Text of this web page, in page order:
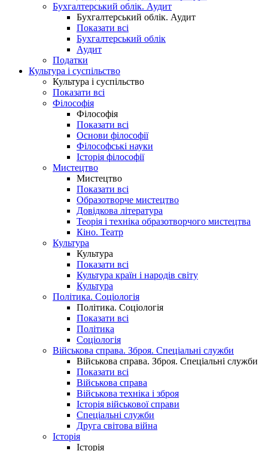
Бухгалтерський облік. Аудит
Бухгалтерський облік. Аудит
Показати всі
Бухгалтерський облік
Аудит
Податки
Культура і суспільство
Культура і суспільство
Показати всі
Філософія
Філософія
Показати всі
Основи філософії
Філософські науки
Історія філософії
Мистецтво
Мистецтво
Показати всі
Образотворче мистецтво
Довідкова література
Теорія і техніка образотворчого мистецтва
Кіно. Театр
Культура
Культура
Показати всі
Культура країн і народів світу
Культура
Політика. Соціологія
Політика. Соціологія
Показати всі
Політика
Соціологія
Військова справа. Зброя. Спеціальні служби
Військова справа. Зброя. Спеціальні служби
Показати всі
Військова справа
Військова техніка і зброя
Історія військової справи
Спеціальні служби
Друга світова війна
Історія
Історія